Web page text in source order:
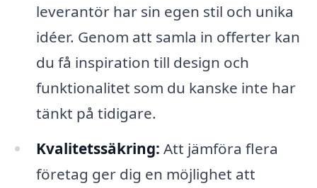
leverantör har sin egen stil och unika
idéer. Genom att samla in offerter kan
du få inspiration till design och
funktionalitet som du kanske inte har
tänkt på tidigare.
Kvalitetssäkring: Att jämföra flera
företag ger dig en möjlighet att